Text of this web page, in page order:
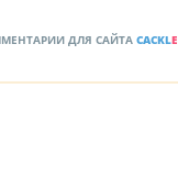
ДЛЯ САЙТА CACKLE